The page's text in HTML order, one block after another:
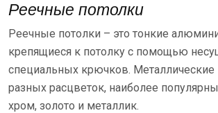
Реечные потолки
Реечные потолки – это тонкие
крепящиеся к потолку с помощью
специальных крючков. Металлические
разных расцветок, наиболее
хром, золото и металлик.